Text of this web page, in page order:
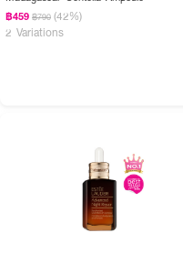
฿459 ฿790 (42%)
2 Variations